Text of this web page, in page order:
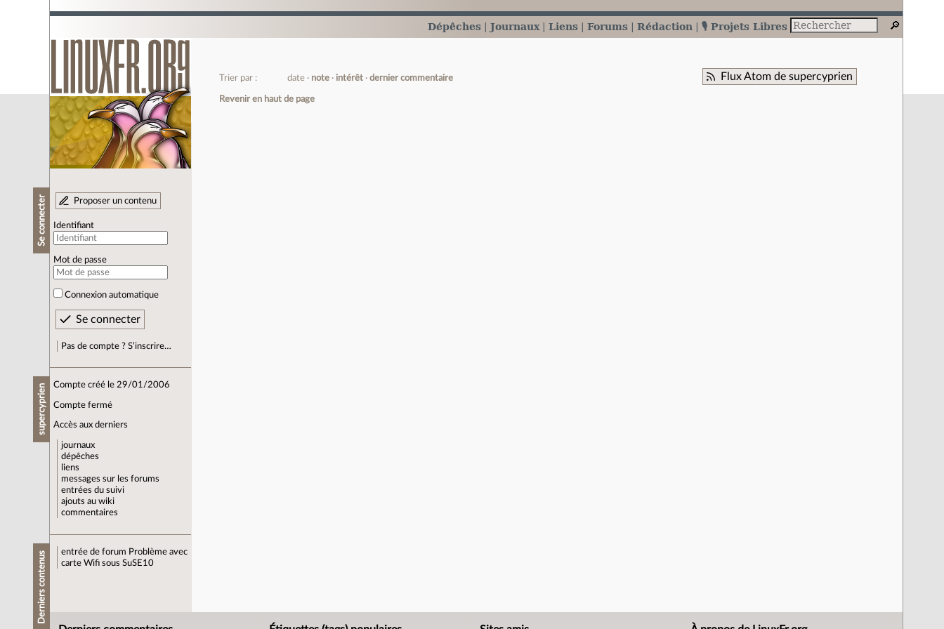
Dépêches Journaux Liens Forums Rédaction 🎙️ Projets Libres
Se connecter Proposer un contenu
Identifiant
Mot de passe
Connexion automatique
Pas de compte ? S’inscrire…
supercyprien Compte créé le 29/01/2006
Compte fermé
Accès aux derniers
journaux
dépêches
liens
messages sur les forums
entrées du suivi
ajouts au wiki
commentaires
Derniers contenus entrée de forum Problème avec
carte Wifi sous SuSE10
Flux Atom de supercyprien
Trier par : date note intérêt dernier commentaire
Revenir en haut de page